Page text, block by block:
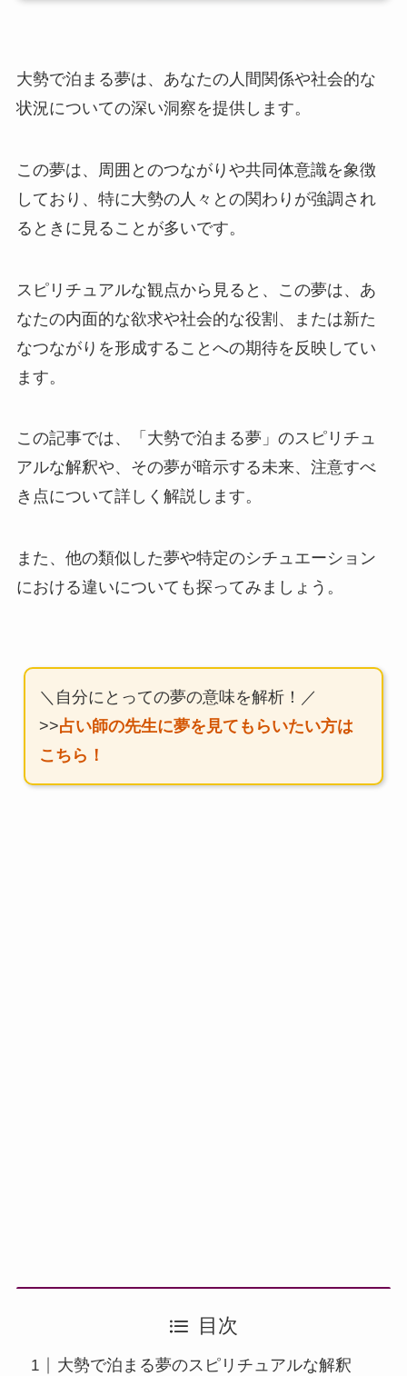
大勢で泊まる夢は、あなたの人間関係や社会的な
状況についての深い洞察を提供します。
この夢は、周囲とのつながりや共同体意識を象徴
しており、特に大勢の人々との関わりが強調され
るときに見ることが多いです。
スピリチュアルな観点から見ると、この夢は、あ
なたの内面的な欲求や社会的な役割、または新た
なつながりを形成することへの期待を反映してい
ます。
この記事では、「大勢で泊まる夢」のスピリチュ
アルな解釈や、その夢が暗示する未来、注意すべ
き点について詳しく解説します。
また、他の類似した夢や特定のシチュエーション
における違いについても探ってみましょう。
＼自分にとっての夢の意味を解析！／
>>占い師の先生に夢を見てもらいたい方は
こちら！
目次
大勢で泊まる夢のスピリチュアルな解釈